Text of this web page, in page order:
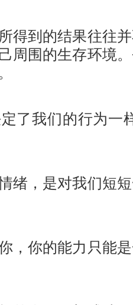
得到的结果往往
周围的生存环境
了我们的行为一
绪，是对我们短
，你的能力只能